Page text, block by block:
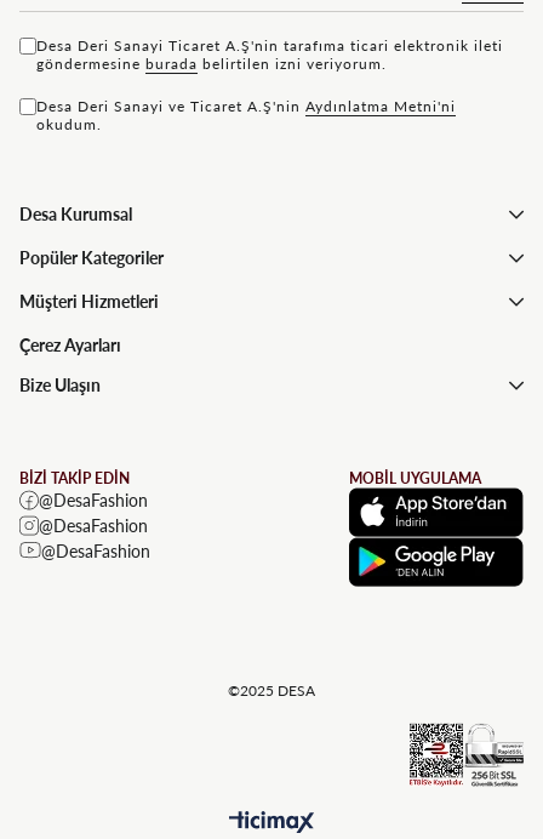
Desa Deri Sanayi Ticaret A.Ş'nin tarafıma ticari elektronik ileti
göndermesine bu rada belirtilen izni veriyorum.
Desa Deri Sanayi ve Ticaret A.Ş'nin Aydınlatma Metni'ni
okudum.
Desa Kurumsal
Popüler Kategoriler
Müşteri Hizmetleri
Çerez Ayarları
Bize Ulaşın
BİZİ TAKİP EDİN
@DesaFashion
@DesaFashion
@DesaFashion
MOBİL UYGULAMA
©2025 DESA